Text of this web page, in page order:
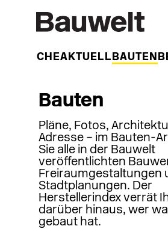
WOCHEAKTUELL BAUTEN
Bauten
Pläne, Fotos,
Adresse – im Bauten-
Sie alle in der Bauwelt
veröffentlichten
Freiraumgestaltungen
Stadtplanungen. Der
Herstellerindex verrät
darüber hinaus, wer
gebaut hat.